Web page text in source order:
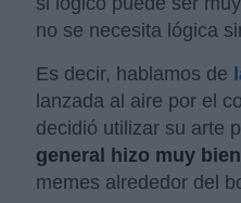
no se necesita lógica
Es decir, hablamos de
lanzada al aire por el
decidió utilizar su arte
general hizo muy
memes alrededor del